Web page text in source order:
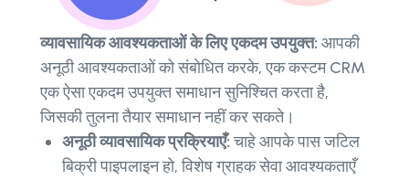
व्यावसायिक आवश्यकताओं के लिए एकदम उपयुक्त: आपकी
अनूठी आवश्यकताओं को संबोधित करके, एक कस्टम CRM
एक ऐसा एकदम उपयुक्त समाधान सुनिश्चित करता है,
जिसकी तुलना तैयार समाधान नहीं कर सकते।
अनूठी व्यावसायिक प्रक्रियाएँ:चाहे आपके पास जटिल
बिक्री पाइपलाइन हो, विशेष ग्राहक सेवा आवश्यकताएँ